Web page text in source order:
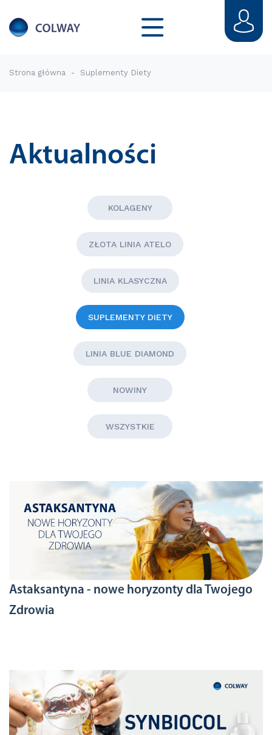
Strona główna - Suplementy Diety
Aktualności
KOLAGENY
ZŁOTA LINIA ATELO
LINIA KLASYCZNA
SUPLEMENTY DIETY
LINIA BLUE DIAMOND
NOWINY
WSZYSTKIE
Astaksantyna - nowe horyzonty dla Twojego
Zdrowia